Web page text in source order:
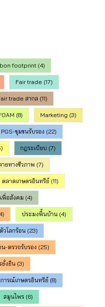
footprint (4)
Fair trade (17)
trade สากล (11)
(8) Marketing (3)
PGS-ชุมชนรับรอง (22)
กฎระเบียบ (7)
ยทางชีวภาพ (7)
ตลาดเกษตรอินทรีย์(11)
พื่อสังคม (4)
ประมงพื้นบ้าน (4)
วโลกร้อน (23)
น-ตรวจรับรอง (25)
ยั่งยืน (3)
ารณ์เกษตรอินทรีย์(8)
สมุนไพร (6)